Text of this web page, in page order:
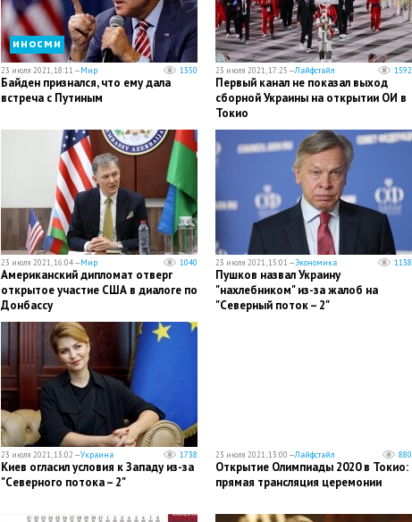
иносми
23 июля 2021, 18:11 —Мир 1350
Байден признался, что ему дала
встреча с Путиным
23 июля 2021, 17:25 —Лайфстайл 1592
Первый канал не показал выход
сборной Украины на открытии ОИ в
Токио
23 июля 2021, 16:04 —Мир 1040
Американский дипломат отверг
открытое участие США в диалоге по
Донбассу
23 июля 2021, 15:01 —Экономика 1138
Пушков назвал Украину
"нахлебником" из-за жалоб на
"Северный поток – 2"
23 июля 2021, 13:02 —Украина 1738
Киев огласил условия к Западу из-за
"Северного потока – 2"
23 июля 2021, 13:00 —Лайфстайл 880
Открытие Олимпиады 2020 в Токио:
прямая трансляция церемонии